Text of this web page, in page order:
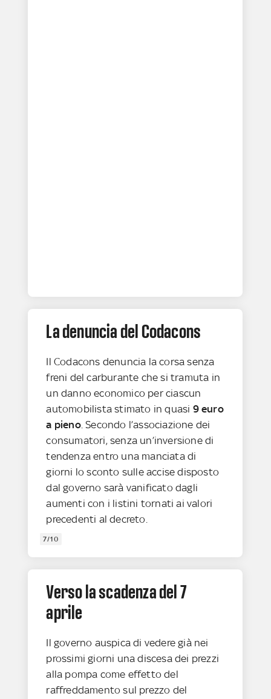
La denuncia del Codacons
Il Codacons denuncia la corsa senza
freni del carburante che si tramuta in
un danno economico per ciascun
automobilista stimato in quasi 9 euro
a pieno. Secondo l’associazione dei
consumatori, senza un’inversione di
tendenza entro una manciata di
giorni lo sconto sulle accise disposto
dal governo sarà vanificato dagli
aumenti con i listini tornati ai valori
precedenti al decreto.
7/10
Verso la scadenza del 7
aprile
Il governo auspica di vedere già nei
prossimi giorni una discesa dei prezzi
alla pompa come effetto del
raffreddamento sul prezzo del